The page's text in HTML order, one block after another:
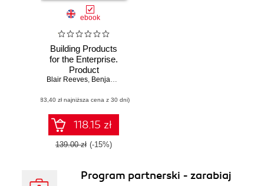
ebook
Building Products
for the Enterprise.
Product
Management in
Software
Blair Reeves, Benjamin Gaines
(83,40 zł najniższa cena z 30 dni)
118.15 zł
139.00 zł (-15%)
Program partnerski - zarabiaj